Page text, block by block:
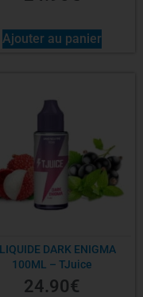
Ajouter au panier
DARK ENIGMA
100ML – TJuice
24.90€